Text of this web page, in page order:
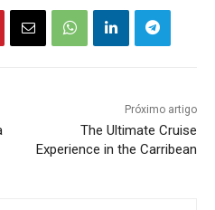
Próximo artigo
The Ultimate Cruise
Experience in the Carribean